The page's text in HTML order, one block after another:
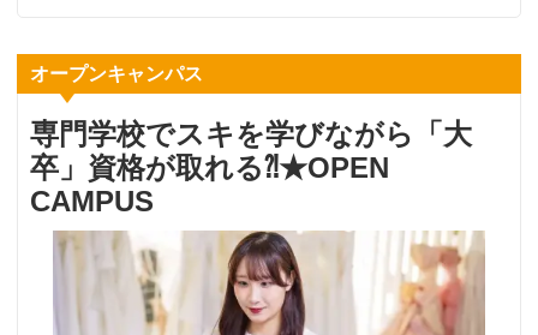
オープンキャンパス
専門学校でスキを学びながら「大
卒」資格が取れる⁈★OPEN
CAMPUS